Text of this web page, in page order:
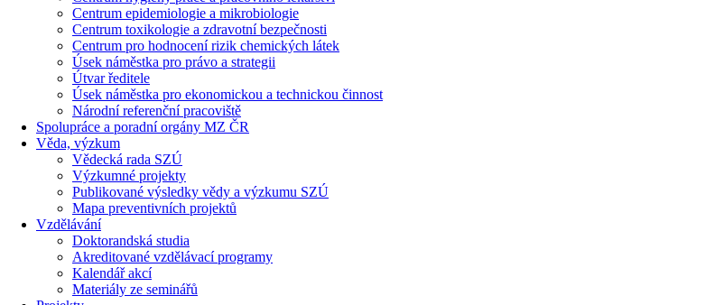
Centrum epidemiologie a mikrobiologie
Centrum toxikologie a zdravotní bezpečnosti
Centrum pro hodnocení rizik chemických látek
Úsek náměstka pro právo a strategii
Útvar ředitele
Úsek náměstka pro ekonomickou a technickou činnost
Národní referenční pracoviště
Spolupráce a poradní orgány MZ ČR
Věda, výzkum
Vědecká rada SZÚ
Výzkumné projekty
Publikované výsledky vědy a výzkumu SZÚ
Mapa preventivních projektů
Vzdělávání
Doktorandská studia
Akreditované vzdělávací programy
Kalendář akcí
Materiály ze seminářů